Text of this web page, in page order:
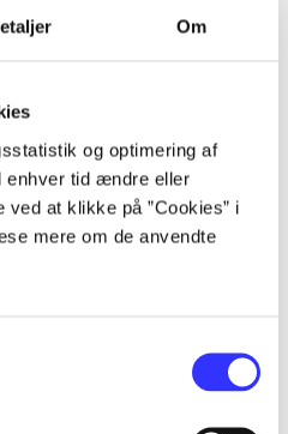
Om
og optimering af
enhver tid ændre eller
at klikke på ”Cookies” i
mere om de anvendte